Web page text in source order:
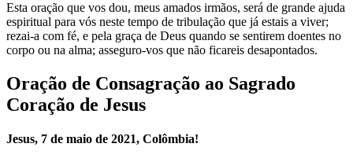
Esta oração que vos dou, meus amados irmãos, será de grande ajuda
espiritual para vós neste tempo de tribulação que já estais a viver;
rezai-a com fé, e pela graça de Deus quando se sentirem doentes no
corpo ou na alma; asseguro-vos que não ficareis desapontados.
Oração de Consagração ao Sagrado
Coração de Jesus
Jesus, 7 de maio de 2021, Colômbia!